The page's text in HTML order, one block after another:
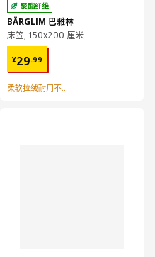
聚酯纤维
BÄRGLIM 巴雅林
床笠, 150x200 厘米
¥29.99
¥ 29.99
柔软拉绒耐用不起皱